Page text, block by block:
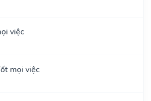
việc
mọi việc